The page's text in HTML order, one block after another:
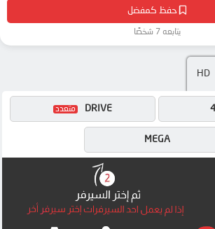
حفظ كمفضل
يتابعه 7 شخصًا
HD
MEGA
DRIVE